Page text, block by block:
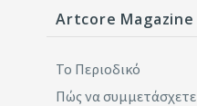
Artcore Magazine
Το Περιοδικό
Πώς να συμμετάσχετε